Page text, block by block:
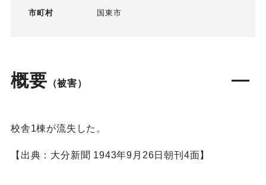
市町村 国東市
概要 （被害）
校舎1棟が流失した。
【出典：大分新聞 1943年9月26日朝刊4面】